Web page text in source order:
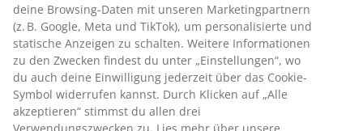
Produkteigenschaften
Bewertungen
(6)
deine Browsing-Daten mit unseren Marketingpartnern
(z. B. Google, Meta und TikTok), um personalisierte und
statische Anzeigen zu schalten. Weitere Informationen
zu den Zwecken findest du unter „Einstellungen“, wo
du auch deine Einwilligung jederzeit über das Cookie-
Symbol widerrufen kannst. Durch Klicken auf „Alle
akzeptieren“ stimmst du allen drei